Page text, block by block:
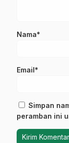
Nama*
Email*
Simpan
peramban ini